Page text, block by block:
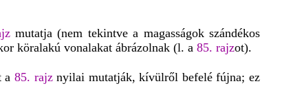
mutatja (nem tekintve a magasságok szándékos
köralakú vonalakat ábrázolnak (l. a 85. rajzot).
a 85. rajznyilai mutatják, kívülről befelé fújna; ez